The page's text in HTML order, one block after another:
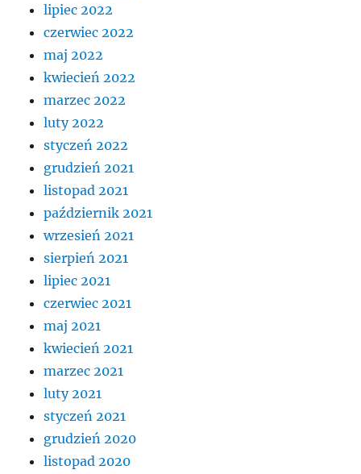
lipiec 2022
czerwiec 2022
maj 2022
kwiecień 2022
marzec 2022
luty 2022
styczeń 2022
grudzień 2021
listopad 2021
październik 2021
wrzesień 2021
sierpień 2021
lipiec 2021
czerwiec 2021
maj 2021
kwiecień 2021
marzec 2021
luty 2021
styczeń 2021
grudzień 2020
listopad 2020